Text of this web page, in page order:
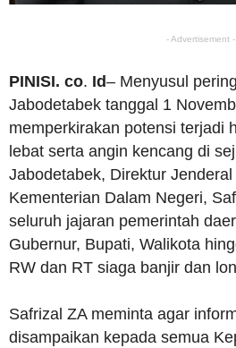
- Advertisement -
PINISI. co. Id– Menyusul
Jabodetabek tanggal 1
memperkirakan potensi terjadi
lebat serta angin kencang di
Jabodetabek, Direktur
Kementerian Dalam Negeri,
seluruh jajaran pemerintah
Gubernur, Bupati, Walikota
RW dan RT siaga banjir dan
Safrizal ZA meminta agar
disampaikan kepada semua